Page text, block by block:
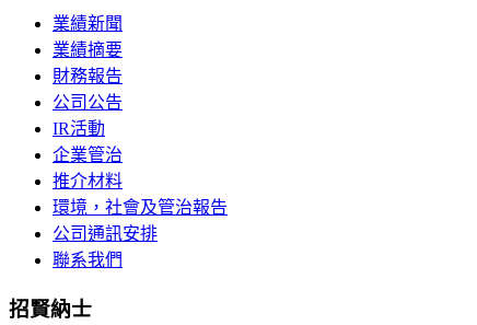
業績新聞
業績摘要
財務報告
公司公告
IR活動
企業管治
推介材料
環境，社會及管治報告
公司通訊安排
聯系我們
招賢納士